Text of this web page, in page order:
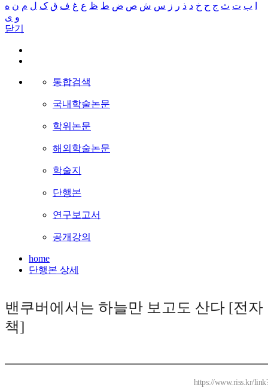
ب ت ث ج ح خ د ذ ر ز س ش ص ض ط ظ ع غ ف ق ک ل م ن ه
و ی
닫기
통합검색
국내학술논문
학위논문
해외학술논문
학술지
단행본
연구보고서
공개강의
home
단행본 상세
밴쿠버에서는 하늘만 보고도 산다 [전자
책]
https://www.riss.kr/